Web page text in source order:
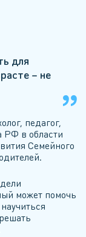
для
– не
педагог,
РФ в области
Семейного
может помочь